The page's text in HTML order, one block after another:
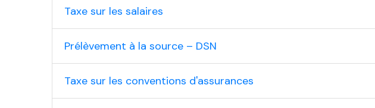
Taxe sur les salaires
Prélèvement à la source – DSN
Taxe sur les conventions d'assurances